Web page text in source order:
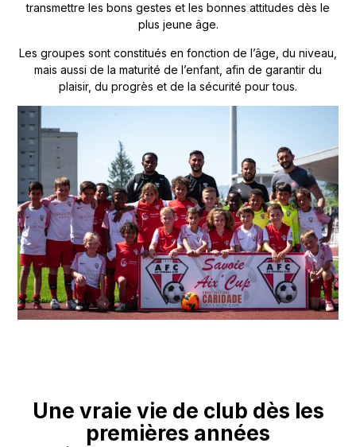
transmettre les bons gestes et les bonnes attitudes dès le
plus jeune âge.
Les groupes sont constitués en fonction de l’âge, du niveau,
mais aussi de la maturité de l’enfant, afin de garantir du
plaisir, du progrès et de la sécurité pour tous.
Une vraie vie de club dès les
premières années